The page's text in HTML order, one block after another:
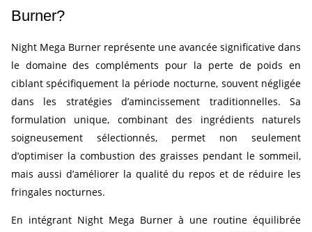
Burner?
Night Mega Burner représente une avancée significative dans
le domaine des compléments pour la perte de poids en
ciblant spécifiquement la période nocturne, souvent négligée
dans les stratégies d’amincissement traditionnelles. Sa
formulation unique, combinant des ingrédients naturels
soigneusement sélectionnés, permet non seulement
d’optimiser la combustion des graisses pendant le sommeil,
mais aussi d’améliorer la qualité du repos et de réduire les
fringales nocturnes.
En intégrant Night Mega Burner à une routine équilibrée